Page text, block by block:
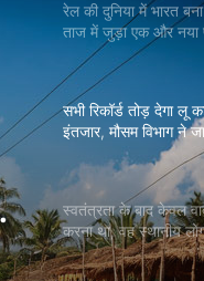
रेल की दुनिया में भारत
ताज में जुड़ा एक और
सभी रिकॉर्ड तोड़ देगा लू
इंतजार, मौसम विभाग ने
स्वतंत्रता के बाद केवल
करना था, वह स्थानीय